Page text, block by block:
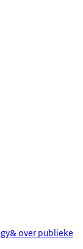
over publieke